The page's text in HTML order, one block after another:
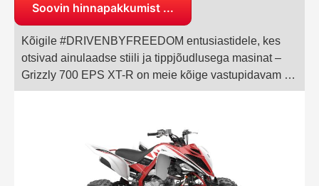
Soovin hinnapakkumist ...
Kõigile #DRIVENBYFREEDOM entusiastidele, kes
otsivad ainulaadse stiili ja tippjõudlusega masinat –
Grizzly 700 EPS XT-R on meie kõige vastupidavam ja
kompaktsem erimudel. Võimas 686 cm³ mootor ja
sügaval looduses.